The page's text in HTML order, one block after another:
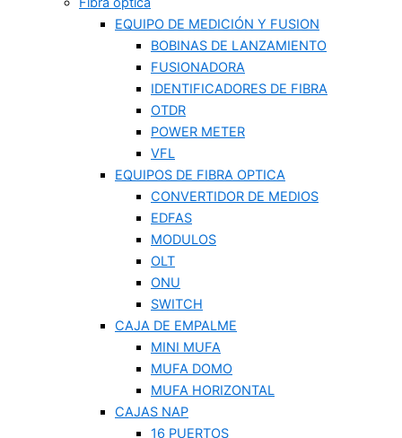
EQUIPO DE MEDICIÓN Y FUSION
BOBINAS DE LANZAMIENTO
FUSIONADORA
IDENTIFICADORES DE FIBRA
OTDR
POWER METER
VFL
EQUIPOS DE FIBRA OPTICA
CONVERTIDOR DE MEDIOS
EDFAS
MODULOS
OLT
ONU
SWITCH
CAJA DE EMPALME
MINI MUFA
MUFA DOMO
MUFA HORIZONTAL
CAJAS NAP
16 PUERTOS